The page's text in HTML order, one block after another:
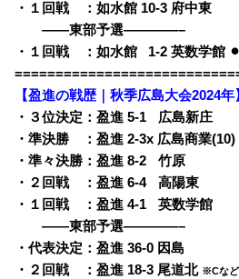
・１回戦 ：如水館 10-3 府中東
・・——東部予選————–
・１回戦 ：如水館
1-2 英数学館 ⚫︎
【盈進の戦歴｜秋季広島大会2024年
・３位決定：盈進 5-1
広島新庄
・準決勝 ：盈進 2-3x 広島商業(10)
・準々決勝：盈進 8-2
q竹原
・２回戦 ：盈進 6-4
q高陽東
・１回戦 ：盈進 4-1
q英数学館
・・——東部予選————–
・代表決定：盈進 36-0 因島
・２回戦 ：盈進 18-3 尾道北 ※Cな